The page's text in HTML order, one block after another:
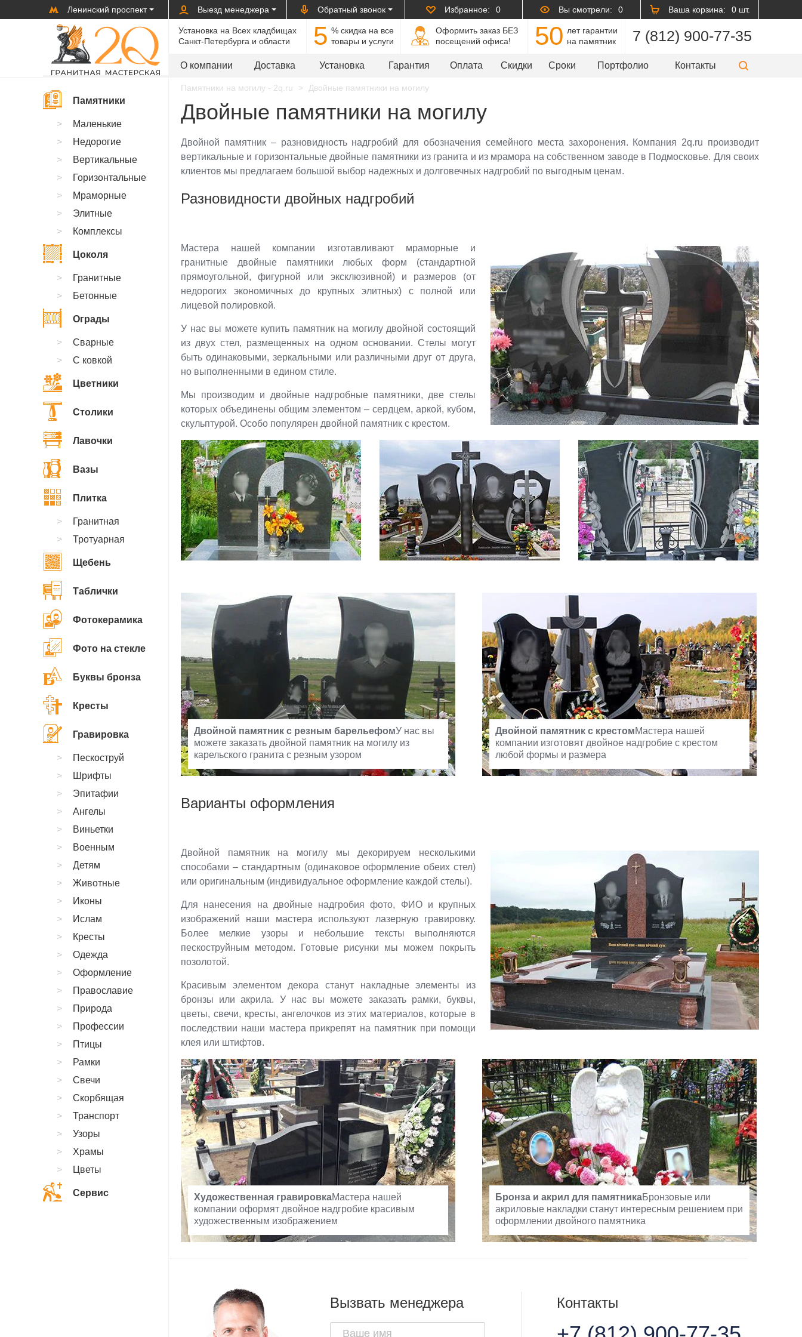
Ленинский проспект Выезд менеджера Обратный звонок Избранное: 0 Вы смотрели: 0 Ваша корзина: 0 шт.
Установка на Всех кладбищах
Санкт-Петербурга и области
5 % cкидка на все
товары и услуги
Оформить заказ БЕЗ
посещений офиса!
50 лет гарантии
на памятник
7 (812) 900-77-35
О компании Доставка Установка Гарантия Оплата Скидки Сроки Портфолио Контакты
Памятники на могилу - 2q.ru Двойные памятники на могилу
Двойные памятники на могилу
Двойной памятник – разновидность надгробий для обозначения семейного места захоронения. Компания 2q.ru производит
вертикальные и горизонтальные двойные памятники из гранита и из мрамора на собственном заводе в Подмосковье. Для своих
клиентов мы предлагаем большой выбор надежных и долговечных надгробий по выгодным ценам.
Разновидности двойных надгробий
Мастера нашей компании изготавливают мраморные и
гранитные двойные памятники любых форм (стандартной
прямоугольной, фигурной или эксклюзивной) и размеров (от
недорогих экономичных до крупных элитных) с полной или
лицевой полировкой.
У нас вы можете купить памятник на могилу двойной состоящий
из двух стел, размещенных на одном основании. Стелы могут
быть одинаковыми, зеркальными или различными друг от друга,
но выполненными в едином стиле.
Мы производим и двойные надгробные памятники, две стелы
которых объединены общим элементом – сердцем, аркой, кубом,
скульптурой. Особо популярен двойной памятник с крестом.
Двойной памятник с резным барельефомУ нас вы
можете заказать двойной памятник на могилу из
карельского гранита с резным узором
Двойной памятник с крестомМастера нашей
компании изготовят двойное надгробие с крестом
любой формы и размера
Варианты оформления
Двойной памятник на могилу мы декорируем несколькими
способами – стандартным (одинаковое оформление обеих стел)
или оригинальным (индивидуальное оформление каждой стелы).
Для нанесения на двойные надгробия фото, ФИО и крупных
изображений наши мастера используют лазерную гравировку.
Более мелкие узоры и небольшие тексты выполняются
пескоструйным методом. Готовые рисунки мы можем покрыть
позолотой.
Красивым элементом декора станут накладные элементы из
бронзы или акрила. У нас вы можете заказать рамки, буквы,
цветы, свечи, кресты, ангелочков из этих материалов, которые в
последствии наши мастера прикрепят на памятник при помощи
клея или штифтов.
Художественная гравировкаМастера нашей
компании оформят двойное надгробие красивым
художественным изображением
Бронза и акрил для памятникаБронзовые или
акриловые накладки станут интересным решением при
оформлении двойного памятника
Памятники
Маленькие
Недорогие
Вертикальные
Горизонтальные
Мраморные
Элитные
Комплексы
Цоколя
Гранитные
Бетонные
Ограды
Сварные
С ковкой
Цветники
Столики
Лавочки
Вазы
Плитка
Гранитная
Тротуарная
Щебень
Таблички
Фотокерамика
Фото на стекле
Буквы бронза
Кресты
Гравировка
Пескоструй
Шрифты
Эпитафии
Ангелы
Виньетки
Военным
Детям
Животные
Иконы
Ислам
Кресты
Одежда
Оформление
Православие
Природа
Профессии
Птицы
Рамки
Свечи
Скорбящая
Транспорт
Узоры
Храмы
Цветы
Сервис
Вызвать менеджера Контакты